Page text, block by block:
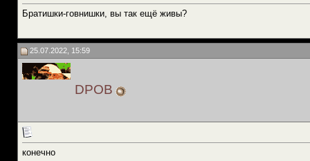
Братишки-говнишки, вы так ещё живы?
25.07.2022, 15:59
DPOB
конечно